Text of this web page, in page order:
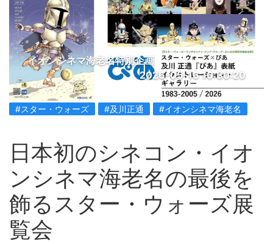
イオンシネマ海老名特別企画
2026-05-16 16:30:20
#スター・ウォーズ #及川正通 #イオンシネマ海老名
日本初のシネコン・イオ
ンシネマ海老名の最後を
飾るスター・ウォーズ展
覧会